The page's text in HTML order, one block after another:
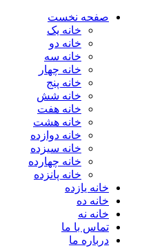
صفحه نخست
خانه یک
خانه دو
خانه سه
خانه چهار
خانه پنج
خانه شش
خانه هفت
خانه هشت
خانه دوازده
خانه سیزده
خانه چهارده
خانه پانزده
خانه یازده
خانه ده
خانه نه
تماس با ما
درباره ما